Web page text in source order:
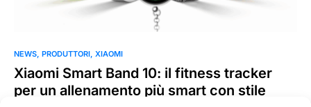
NEWS PRODUTTORI XIAOMI
Xiaomi Smart Band 10: il fitness tracker
per un allenamento più smart con stile